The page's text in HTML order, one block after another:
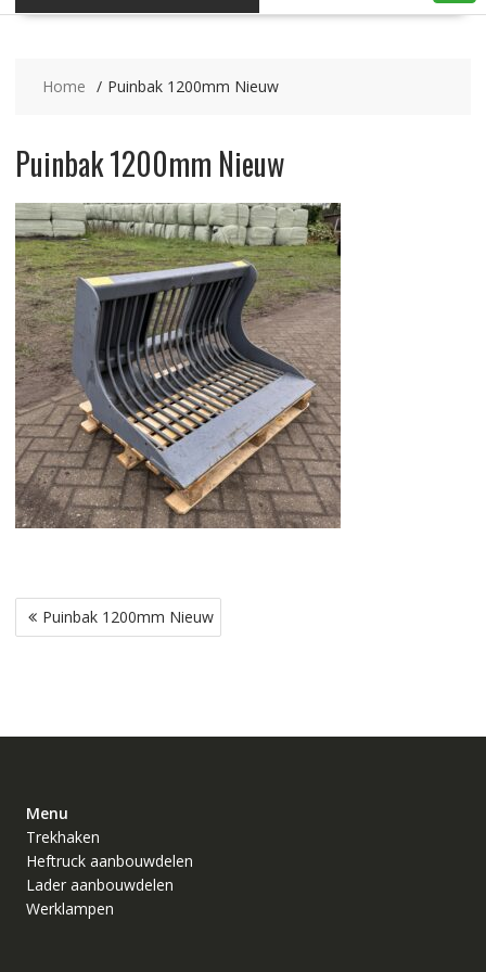
Home Puinbak 1200mm Nieuw
Puinbak 1200mm Nieuw
Bericht
navigatie
Puinbak 1200mm Nieuw
Menu
Trekhaken
Heftruck aanbouwdelen
Lader aanbouwdelen
Werklampen